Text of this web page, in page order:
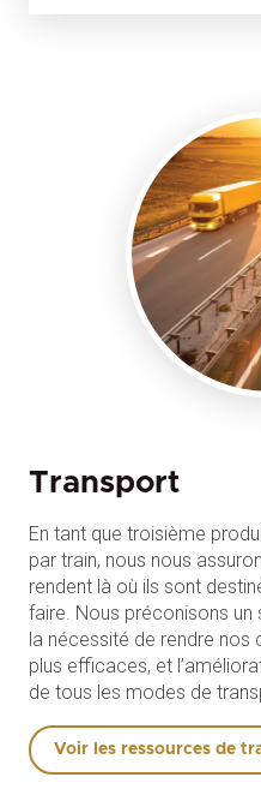
Transport
En tant que troisième
par train, nous nous
rendent là où ils sont
faire. Nous préconisons un
la nécessité de rendre nos
plus efficaces, et
de tous les modes de
Voir les ressources de